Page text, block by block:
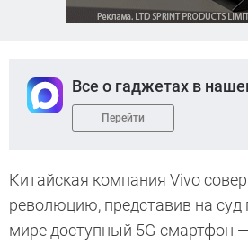
Все о гаджетах в
Перейти
Китайская компания Vivo
революцию, представив на суд
мире доступный 5G-смартфон